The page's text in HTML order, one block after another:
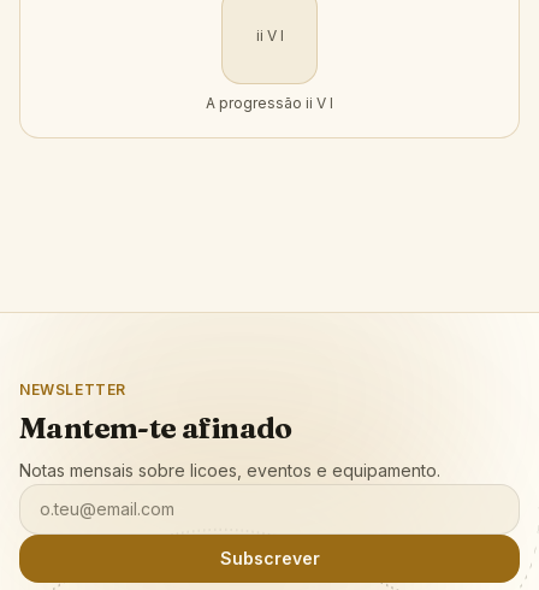
ii V I
A progressão ii V I
NEWSLETTER
Mantem-te afinado
Notas mensais sobre licoes, eventos e equipamento.
o.teu@email.com
Subscrever